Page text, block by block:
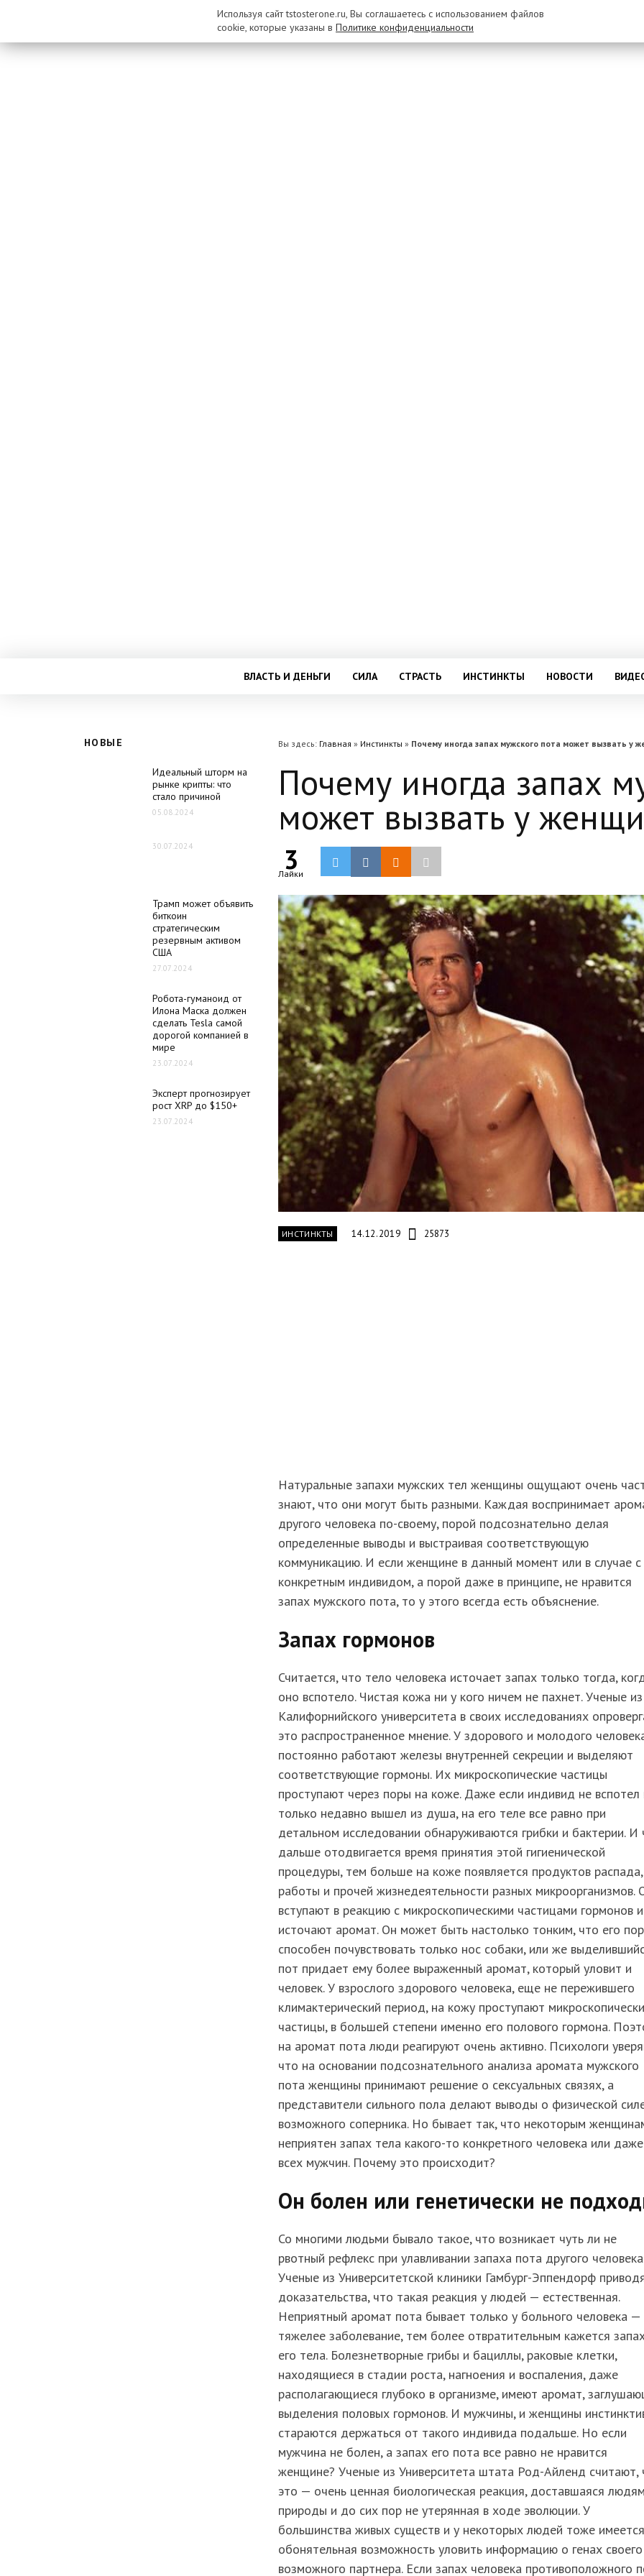
ВЛАСТЬ И ДЕНЬГИ СИЛА СТРАСТЬ ИНСТИНКТЫ НОВОСТИ
НОВЫЕ
Идеальный шторм на
рынке крипты: что
стало причиной
05.08.2024
30.07.2024
Трамп может объявить
биткоин
стратегическим
резервным активом
США
27.07.2024
Робота-гуманоид от
Илона Маска должен
сделать Tesla самой
дорогой компанией в
мире
23.07.2024
Эксперт прогнозирует
рост XRP до $150+
23.07.2024
Вы здесь: Главная » Инстинкты » Почему иногда запах мужского пота может вызвать у
Почему иногда запах
может вызвать у
3
Лайки
ИНСТИНКТЫ 14.12.2019 25873
Натуральные запахи мужских тел женщины ощущают очень
знают, что они могут быть разными. Каждая воспринимает
другого человека по-своему, порой подсознательно делая
определенные выводы и выстраивая соответствующую
коммуникацию. И если женщине в данный момент или в случае с
конкретным индивидом, а порой даже в принципе, не нравится
запах мужского пота, то у этого всегда есть объяснение.
Запах гормонов
Считается, что тело человека источает запах только тогда,
оно вспотело. Чистая кожа ни у кого ничем не пахнет. Ученые из
Калифорнийского университета в своих исследованиях
это распространенное мнение. У здорового и молодого
постоянно работают железы внутренней секреции и выделяют
соответствующие гормоны. Их микроскопические частицы
проступают через поры на коже. Даже если индивид не вспотел
только недавно вышел из душа, на его теле все равно при
детальном исследовании обнаруживаются грибки и бактерии. И
дальше отодвигается время принятия этой гигиенической
процедуры, тем больше на коже появляется продуктов распада,
работы и прочей жизнедеятельности разных микроорганизмов.
вступают в реакцию с микроскопическими частицами гормонов и
источают аромат. Он может быть настолько тонким, что его
способен почувствовать только нос собаки, или же
пот придает ему более выраженный аромат, который уловит и
человек. У взрослого здорового человека, еще не пережившего
климактерический период, на кожу проступают
частицы, в большей степени именно его полового гормона.
на аромат пота люди реагируют очень активно. Психологи
что на основании подсознательного анализа аромата мужского
пота женщины принимают решение о сексуальных связях, а
представители сильного пола делают выводы о физической
возможного соперника. Но бывает так, что некоторым
неприятен запах тела какого-то конкретного человека или даже
всех мужчин. Почему это происходит?
Он болен или генетически не
Со многими людьми бывало такое, что возникает чуть ли не
рвотный рефлекс при улавливании запаха пота другого человека.
Ученые из Университетской клиники Гамбург-Эппендорф
доказательства, что такая реакция у людей — естественная.
Неприятный аромат пота бывает только у больного человека —
тяжелее заболевание, тем более отвратительным кажется
его тела. Болезнетворные грибы и бациллы, раковые клетки,
находящиеся в стадии роста, нагноения и воспаления, даже
располагающиеся глубоко в организме, имеют аромат,
выделения половых гормонов. И мужчины, и женщины
стараются держаться от такого индивида подальше. Но если
мужчина не болен, а запах его пота все равно не нравится
женщине? Ученые из Университета штата Род-Айленд считают,
это — очень ценная биологическая реакция, доставшаяся
природы и до сих пор не утерянная в ходе эволюции. У
большинства живых существ и у некоторых людей тоже имеется
обонятельная возможность уловить информацию о генах своего
возможного партнера. Если запах человека противоположного
Используя сайт tstosterone.ru, Вы соглашаетесь с использованием файлов
cookie, которые указаны в Политике конфиденциальности